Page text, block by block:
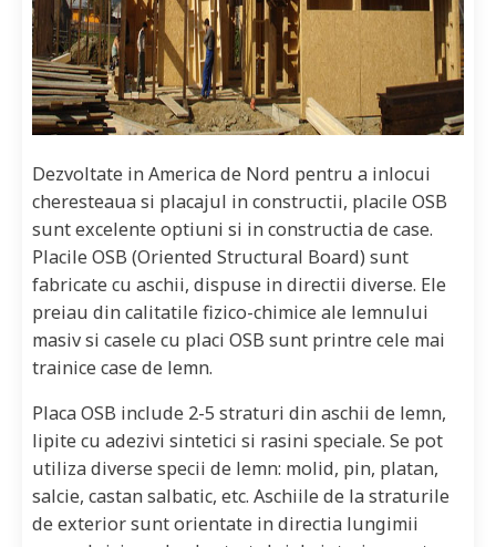
Dezvoltate in America de Nord pentru a inlocui
cheresteaua si placajul in constructii, placile OSB
sunt excelente optiuni si in constructia de case.
Placile OSB (Oriented Structural Board) sunt
fabricate cu aschii, dispuse in directii diverse. Ele
preiau din calitatile fizico-chimice ale lemnului
masiv si casele cu placi OSB sunt printre cele mai
trainice case de lemn.
Placa OSB include 2-5 straturi din aschii de lemn,
lipite cu adezivi sintetici si rasini speciale. Se pot
utiliza diverse specii de lemn: molid, pin, platan,
salcie, castan salbatic, etc. Aschiile de la straturile
de exterior sunt orientate in directia lungimii